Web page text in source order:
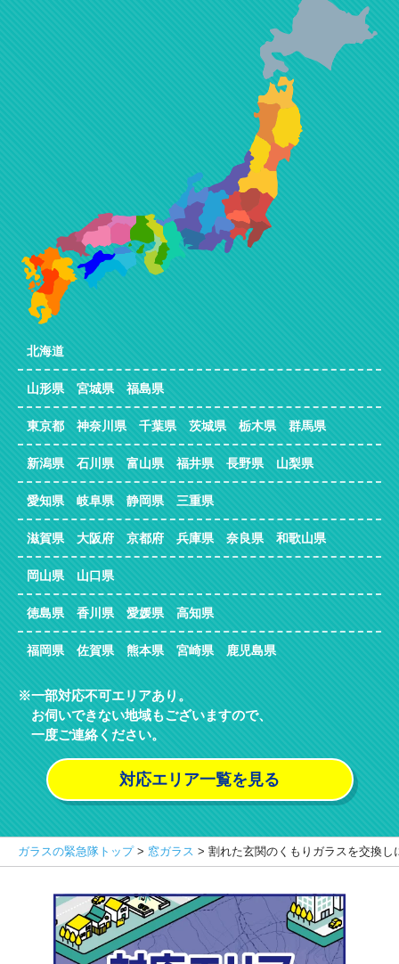
北海道
山形県 宮城県 福島県
東京都 神奈川県 千葉県 茨城県 栃木県 群馬県
新潟県 石川県 富山県 福井県 長野県 山梨県
愛知県 岐阜県 静岡県 三重県
滋賀県 大阪府 京都府 兵庫県 奈良県 和歌山県
岡山県 山口県
徳島県 香川県 愛媛県 高知県
福岡県 佐賀県 熊本県 宮崎県 鹿児島県
一部対応不可エリアあり。
お伺いできない地域もございますので、
一度ご連絡ください。
対応エリア一覧を見る
ガラスの緊急隊トップ> 窓ガラス > 割れた玄関のくもりガラスを交換し